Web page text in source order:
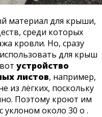
материал для крыши,
среди которых
кровли. Но, сразу
для крыш
устройство
листов, например,
из лёгких, поскольку
Поэтому кроют им
около 30 о .